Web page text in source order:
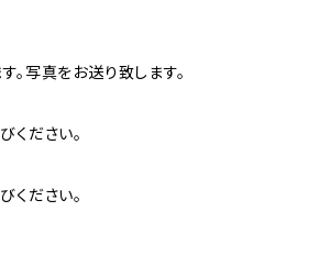
写真をお送り致します。
ださい。
ださい。